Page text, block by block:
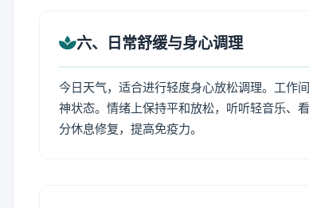
六、日常舒缓与身心调理
今日天气，适合进行轻度身心放松调理。工作
神状态。情绪上保持平和放松，听听轻音乐、
分休息修复，提高免疫力。